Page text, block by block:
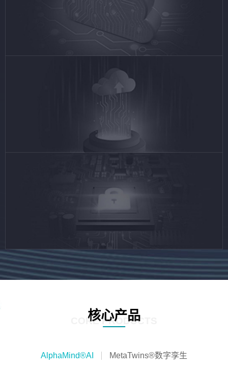
核心产品
CORE PRODUCTS
AlphaMind®AI MetaTwins®数字孪生